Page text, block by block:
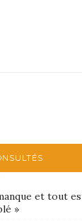
et tout
»